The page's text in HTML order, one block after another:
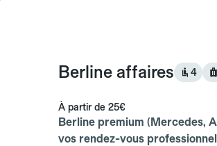
Berline affaires 4
À partir de 25€
Berline premium (Mercedes,
vos rendez-vous